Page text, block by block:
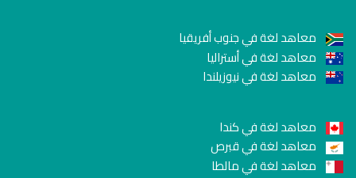
معاهد لغة في جنوب أفريقيا
معاهد لغة في أستراليا
معاهد لغة في نيوزيلندا
معاهد لغة في كندا
معاهد لغة في قبرص
معاهد لغة في مالطا